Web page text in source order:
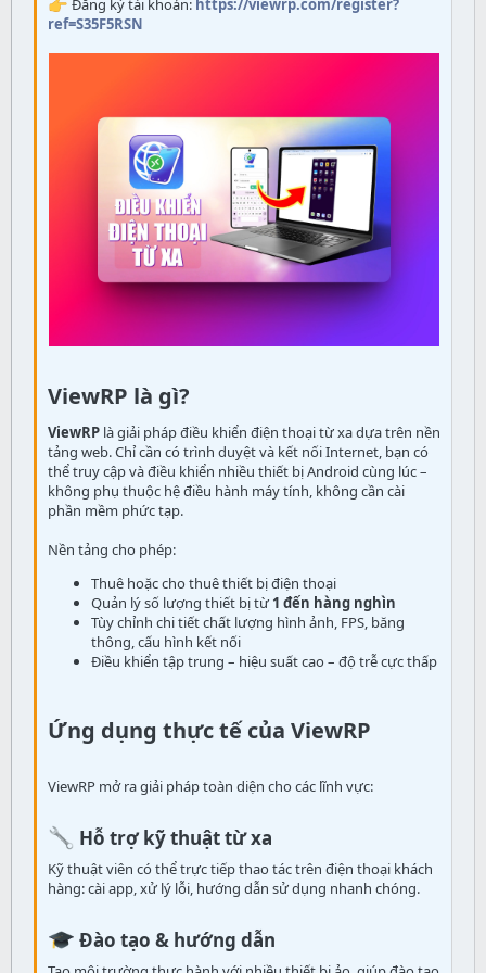
26
Đăng ký tài khoản: https://viewrp.com/register?
ref=S35F5RSN
ViewRP là gì?
ViewRP là giải pháp điều khiển điện thoại từ xa dựa trên nền
tảng web. Chỉ cần có trình duyệt và kết nối Internet, bạn có
thể truy cập và điều khiển nhiều thiết bị Android cùng lúc –
không phụ thuộc hệ điều hành máy tính, không cần cài
phần mềm phức tạp.
Nền tảng cho phép:
Thuê hoặc cho thuê thiết bị điện thoại
Quản lý số lượng thiết bị từ 1 đến hàng nghìn
Tùy chỉnh chi tiết chất lượng hình ảnh, FPS, băng
thông, cấu hình kết nối
Điều khiển tập trung – hiệu suất cao – độ trễ cực thấp
Ứng dụng thực tế của ViewRP
ViewRP mở ra giải pháp toàn diện cho các lĩnh vực:
Hỗ trợ kỹ thuật từ xa
Kỹ thuật viên có thể trực tiếp thao tác trên điện thoại khách
hàng: cài app, xử lý lỗi, hướng dẫn sử dụng nhanh chóng.
Đào tạo & hướng dẫn